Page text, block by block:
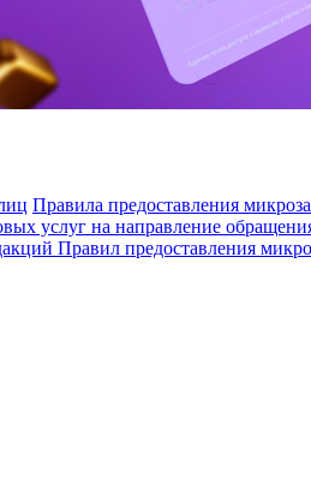
Правила предоставления
услуг на направление
Правил предоставления